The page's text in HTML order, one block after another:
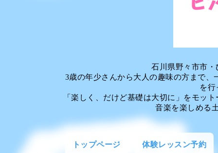
石川県野々市市・
3歳の年少さんから大人の趣味の方まで
を行
「楽しく、だけど基礎は大切に」をモッ
音楽を楽しめる
トップページ 体験レッスン予約